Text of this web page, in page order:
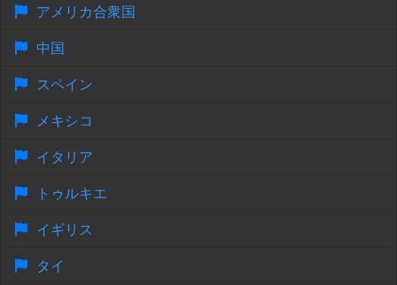
アメリカ合衆国
中国
スペイン
メキシコ
イタリア
トゥルキエ
イギリス
タイ